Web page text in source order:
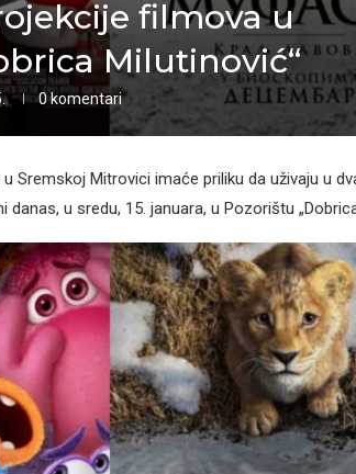
filmova u
Milutinović“
0 komentari
Sremskoj Mitrovici imaće priliku da uživaju u
u sredu, 15. januara, u Pozorištu